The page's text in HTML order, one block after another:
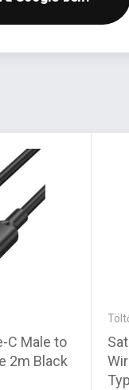
C Male to
2m Black